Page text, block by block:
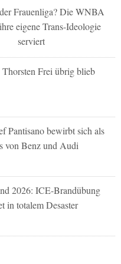
Frauenliga? Die WNBA
eigene Trans-Ideologie
serviert
Thorsten Frei übrig blieb
Pantisano bewirbt sich als
von Benz und Audi
2026: ICE-Brandübung
in totalem Desaster